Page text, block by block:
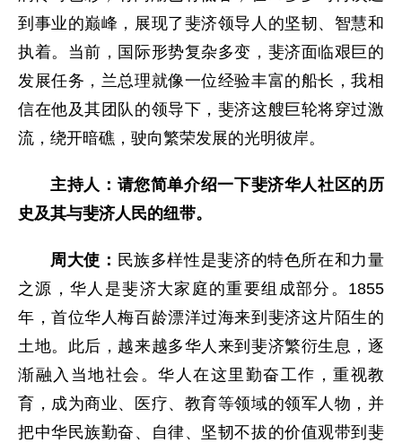
到事业的巅峰，展现了斐济领导人的坚韧、智慧和
执着。当前，国际形势复杂多变，斐济面临艰巨的
发展任务，兰总理就像一位经验丰富的船长，我相
信在他及其团队的领导下，斐济这艘巨轮将穿过激
流，绕开暗礁，驶向繁荣发展的光明彼岸。
主持人：请您简单介绍一下斐济华人社区的历
史及其与斐济人民的纽带。
周大使： 民族多样性是斐济的特色所在和力量
之源，华人是斐济大家庭的重要组成部分。1855
年，首位华人梅百龄漂洋过海来到斐济这片陌生的
土地。此后，越来越多华人来到斐济繁衍生息，逐
渐融入当地社会。华人在这里勤奋工作，重视教
育，成为商业、医疗、教育等领域的领军人物，并
把中华民族勤奋、自律、坚韧不拔的价值观带到斐